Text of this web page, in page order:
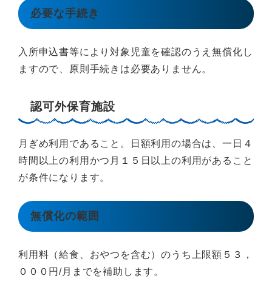
必要な手続き
入所申込書等により対象児童を確認のうえ無償化し
ますので、原則手続きは必要ありません。
認可外保育施設
月ぎめ利用であること。日額利用の場合は、一日４
時間以上の利用かつ月１５日以上の利用があること
が条件になります。
無償化の範囲
利用料（給食、おやつを含む）のうち上限額５３，
０００円/月までを補助します。